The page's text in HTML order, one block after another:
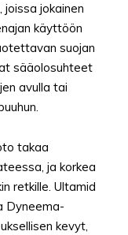
joissa jokainen
käyttöön
suojan
sääolosuhteet
avulla tai
takaa
ja korkea
retkille. Ultamid
Dyneema-
kevyt,